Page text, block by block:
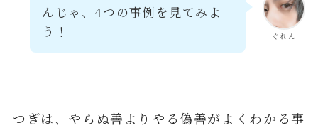
ぐれん
んじゃ、4つの事例を見てみよ
う！
つぎは、やらぬ善よりやる偽善がよくわかる事